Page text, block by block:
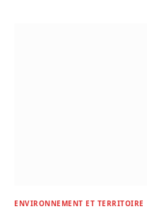
ENVIRONNEMENT ET TERRITOIRE